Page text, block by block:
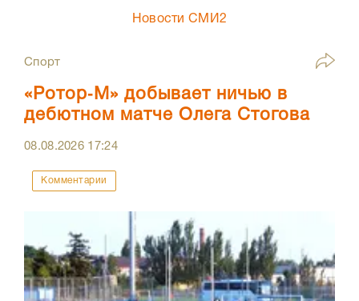
Новости СМИ2
Спорт
«Ротор‑М» добывает ничью в
дебютном матче Олега Стогова
08.08.2026 17:24
Комментарии